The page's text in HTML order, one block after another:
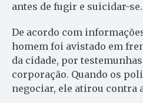
antes de fugir e suicidar-se.
De acordo com
homem foi avistado em
da cidade, por
corporação. Quando os
negociar, ele atirou contra